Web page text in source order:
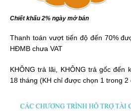
Chiết khấu 2% ngày mở bán
Thanh toán vượt tiến độ đến 70%
HĐMB chưa VAT
KHÔNG trả lãi, KHÔNG trả gốc đến
18 tháng (KH chỉ được chọn 1 trong 2